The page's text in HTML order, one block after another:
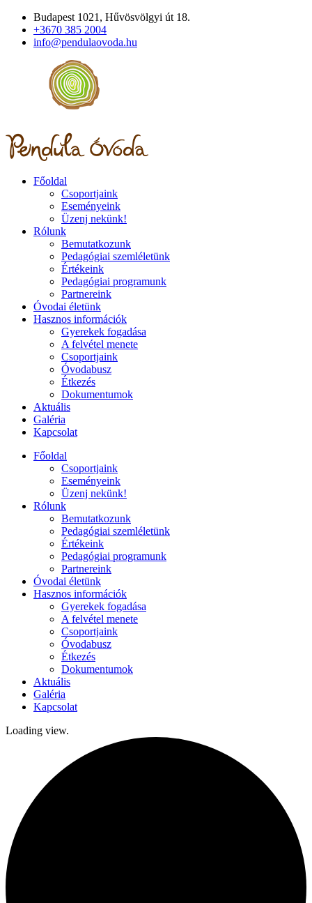
Budapest 1021, Hűvösvölgyi út 18.
+3670 385 2004
info@pendulaovoda.hu
Főoldal
Csoportjaink
Eseményeink
Üzenj nekünk!
Rólunk
Bemutatkozunk
Pedagógiai szemléletünk
Értékeink
Pedagógiai programunk
Partnereink
Óvodai életünk
Hasznos információk
Gyerekek fogadása
A felvétel menete
Csoportjaink
Óvodabusz
Étkezés
Dokumentumok
Aktuális
Galéria
Kapcsolat
Főoldal
Csoportjaink
Eseményeink
Üzenj nekünk!
Rólunk
Bemutatkozunk
Pedagógiai szemléletünk
Értékeink
Pedagógiai programunk
Partnereink
Óvodai életünk
Hasznos információk
Gyerekek fogadása
A felvétel menete
Csoportjaink
Óvodabusz
Étkezés
Dokumentumok
Aktuális
Galéria
Kapcsolat
Loading view.